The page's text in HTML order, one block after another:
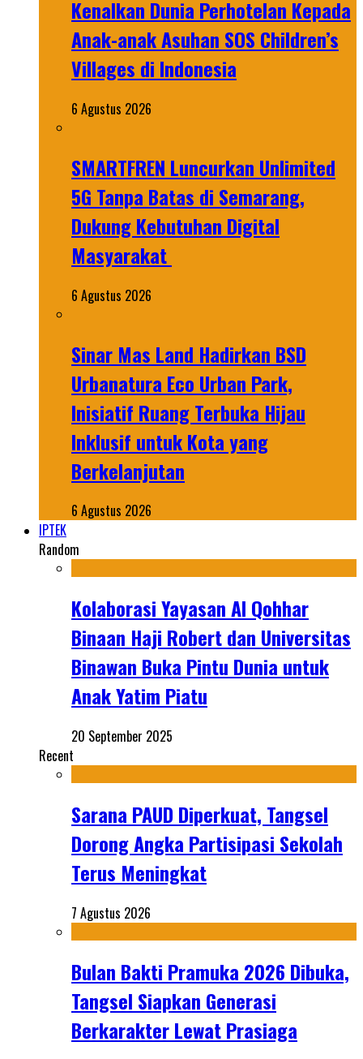
Kenalkan Dunia Perhotelan Kepada
Anak-anak Asuhan SOS Children’s
Villages di Indonesia
6 Agustus 2026
SMARTFREN Luncurkan Unlimited
5G Tanpa Batas di Semarang,
Dukung Kebutuhan Digital
Masyarakat
6 Agustus 2026
Sinar Mas Land Hadirkan BSD
Urbanatura Eco Urban Park,
Inisiatif Ruang Terbuka Hijau
Inklusif untuk Kota yang
Berkelanjutan
6 Agustus 2026
IPTEK
Random
Kolaborasi Yayasan Al Qohhar
Binaan Haji Robert dan Universitas
Binawan Buka Pintu Dunia untuk
Anak Yatim Piatu
20 September 2025
Recent
Sarana PAUD Diperkuat, Tangsel
Dorong Angka Partisipasi Sekolah
Terus Meningkat
7 Agustus 2026
Bulan Bakti Pramuka 2026 Dibuka,
Tangsel Siapkan Generasi
Berkarakter Lewat Prasiaga